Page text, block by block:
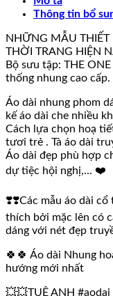
Thông tin bổ
NHỮNG MẪU
THỜI TRANG HIỆN
Bộ sưu tập: THE
thống nhung cao cấp.
Áo dài nhung phom
kế áo dài che nhiều
Cách lựa chọn hoạ
tươi trẻ . Tà áo dài
Áo dài đẹp phù hợp
dự tiệc hội nghị,… ❤️
❣️❣️Các mẫu áo dài
thích bởi mặc lên có
dáng với nét đẹp
🍀🍀 Áo dài Nhung
hướng mới nhất
💥💥TUỆ ANH